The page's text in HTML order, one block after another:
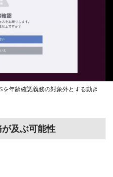
年齢確認義務の対象外とする動き
及ぶ可能性